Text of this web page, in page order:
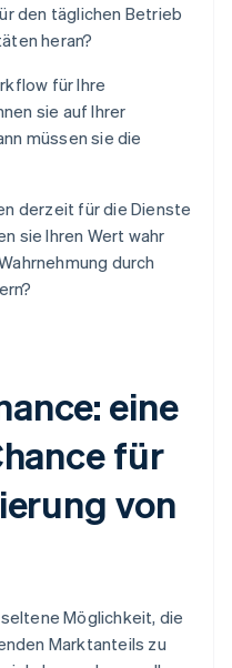
den täglichen Betrieb
heran?
für Ihre
sie auf Ihrer
müssen sie die
derzeit für die Dienste
sie Ihren Wert wahr
durch
eine
für
von
Möglichkeit, die
Marktanteils zu